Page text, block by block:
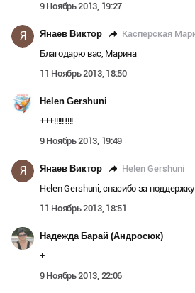
9 Ноябрь 2013, 19:27
Я Янаев Виктор Касперская
Благодарю вас, Марина
11 Ноябрь 2013, 18:50
Helen Gershuni
+++!!!!!!!!!!
9 Ноябрь 2013, 19:49
Я Янаев Виктор Helen Gershuni
Helen Gershuni, спасибо за поддержку
11 Ноябрь 2013, 18:51
Надежда Барай (Андросюк)
+
9 Ноябрь 2013, 22:06